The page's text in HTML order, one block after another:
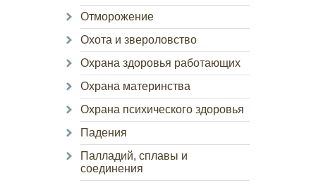
Отморожение
Охота и звероловство
Охрана здоровья работающих
Охрана материнства
Охрана психического здоровья
Падения
Палладий, сплавы и
соединения